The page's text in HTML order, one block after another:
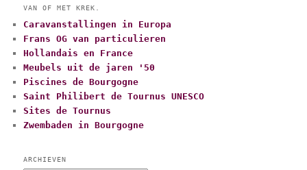
VAN OF MET KREK.
Caravanstallingen in Europa
Frans OG van particulieren
Hollandais en France
Meubels uit de jaren '50
Piscines de Bourgogne
Saint Philibert de Tournus UNESCO
Sites de Tournus
Zwembaden in Bourgogne
ARCHIEVEN